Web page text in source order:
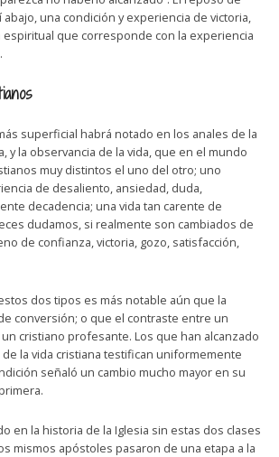
una condición y experiencia de victoria,
que corresponde con la experiencia
superficial habrá notado en los anales de la
y la observancia de la vida, que en el mundo
muy distintos el uno del otro; uno
de desaliento, ansiedad, duda,
decadencia; una vida tan carente de
dudamos, si realmente son cambiados de
de confianza, victoria, gozo, satisfacción,
dos tipos es más notable aún que la
conversión; o que el contraste entre un
cristiano profesante. Los que han alcanzado
la vida cristiana testifican uniformemente
señaló un cambio mucho mayor en su
en la historia de la Iglesia sin estas dos clases
mismos apóstoles pasaron de una etapa a la